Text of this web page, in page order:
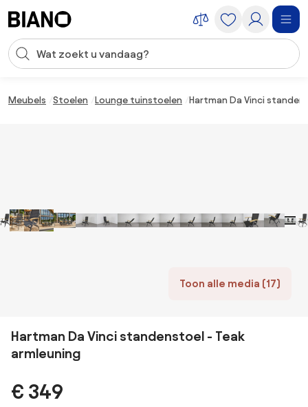
Zoekopdracht invoeren
Meubels Stoelen Lounge tuinstoelen Hartman Da Vinci
Toon alle media (17)
Hartman Da Vinci standenstoel - Teak
armleuning
€ 349